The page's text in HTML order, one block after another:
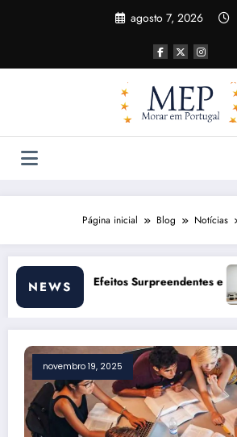
agosto 7, 2026
Página inicial Blog Notícias
NEWS
Portugal 2026: impactos reais e ajustes
novembro 19, 2025